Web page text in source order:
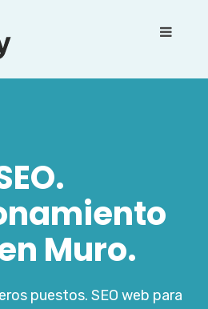
Muro.
puestos. SEO web para